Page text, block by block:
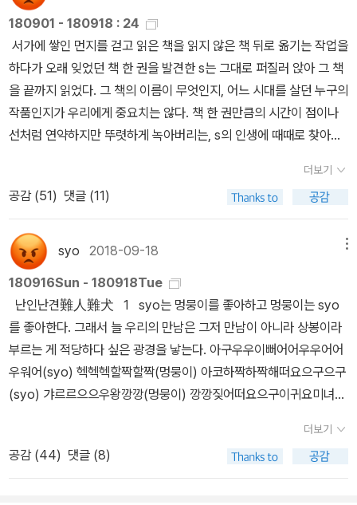
로 미뤄진 상태입니다. 그래서 직접 이야기를 듣거나, 질문을 받는 일
은 없었어요. 하지만 트위터나 블로그를 통해 충분히 후기를 접하고
있고, 제 인스타에 댓글을 남겨주시는 분들도 계십니다. 그래서 「음
복」을 어떻게 ‘읽으셨는지’ 저 역시 많이 ‘읽고’ 있습니다. 모두들 감사
드려요. :) Q. 「음복」의 공간은 한 편의 연극이 펼쳐지는 장소라는 느
낌이 들었습니다. 일부 인물만 각자 자기 배역을 연기하고 있다는 느
낌이 들었고요.네. 사실 말씀해주신 그 부분이 소설을 시작하게 된 계
기였습니다. 누군가는 알고, 누군가는 모르는 어떤 상황. 그 풍경
들. Q. 전작 『다른 사람』의 '가스라이팅'을 하는 목소리라든지, 『화이
는 일을 묘사하는 순간 강화길 작가의 소설 속에서 만들어지는 리듬
감을 좋아합니다. 이 순간들을 쓰는 입장에서도 몰입해서 쓰시지 않
을까 생각하게 되고요. 몰입하지 않으면 소설을 진행하지 못하는 편
이긴 합니다. 그래서 화자를 이해하려고 많이 노력해요. 하지만 집중
력이 좋은 편이 아니어서 쓰는 내내 고생을 많이 하는 편이에요. Q.
「가원」의 “나는 게으른 사람이 아니다. 밥값 못하는 사람이 아니야”라
고 말하는 할머니의 가혹함을 보며 자연스럽지 않게, 연극을 하며, 안
간힘을 쓰고 살아야 하는 우리가 서로에게 가혹해지는 순간에 대해
읽히기도 했어요.「가원」은 제가 쓴 소설 중에 가장 사랑이 넘치는 소
설일 것입니다. 그리고 가장 비정한 소설이기도 할 것입니다. 저는 그
렇게 생각합니다. 그런데 가족의 관계라는 것이 그런 것 같아요. 우애
180901 - 180918 : 24
서가에 쌓인 먼지를 걷고 읽은 책을 읽지 않은 책 뒤로 옮기는 작업을
하다가 오래 잊었던 책 한 권을 발견한 s는 그대로 퍼질러 앉아 그 책
을 끝까지 읽었다. 그 책의 이름이 무엇인지, 어느 시대를 살던 누구의
작품인지가 우리에게 중요치는 않다. 책 한 권만큼의 시간이 점이나
선처럼 연약하지만 뚜렷하게 녹아버리는, s의 인생에 때때로 찾아오
던 s가 있었을 것이다. 젊음이 늘 그런 것처럼, 자신을 한 가운데 꽂아
그걸 축으로 세상을 돌리고 있었을 것이다. 그 신성한 회전의 어느 지
점에서 s는 한 권의 책을 만났을 테고, 그 책이 무겁고 끈적하게 s에
게 달라붙어 세상의 공전 속도로 착각되던 s의 자전 속도를 얼마만큼
늦췄을 것이다. 그리고 천구에 별자리가 박혀 이야기를 증명하듯, 그
만남이 s의 마음에 박혀 무엇인가를 증명했을 것이다. 젊고 어리석고
무모하여 그때는 알지 못했지만, 뒤이은 수 천 수 만 걸음 중 몇 발 정
도는 그 만남에서 비롯하였을 것이다. 인생의 항로는 등 뒤로만 펼쳐
지는 것 같다. 앞은 그저 어두울 뿐이고, 몇 개의 가느다란 선분으로
이어진 흔적만이 지나온 날을 기록하며 존재를 외치고 있다. 사람의
생 전체는 하나의 별자리고, 사람의 현재는 그 별자리의 제일 끝별인
지도 모른다. 지금까지의 선분으로도 이야기는 만들 수 있다. 그러나
더보기
공감 (51) 댓글 (11)
syo 2018-09-18
180916Sun - 180918Tue
를 좋아한다. 그래서 늘 우리의 만남은 그저 만남이 아니라 상봉이라
부르는 게 적당하다 싶은 광경을 낳는다. 아구우우이뻐어어우우어어
우워어(syo) 헥헥헥할짝할짝(멍뭉이) 아코하짝하짝해떠요으구으구
(syo) 갸르르으으우왕깡깡(멍뭉이) 깡깡짖어떠요으구이귀요미녀석
나는 이러면서 몇날 며칠을 보낼 수가 있다. 쑥과 마늘을 주면 동굴 속
에서 사람이 될 때까지 강아지와 물고 빨고 놀 수가 있다...... 벼락
아, 때려라. 우리를 가로막고 있는 모든 유리벽을 부수어다오.....잔망
더보기
공감 (44) 댓글 (8)